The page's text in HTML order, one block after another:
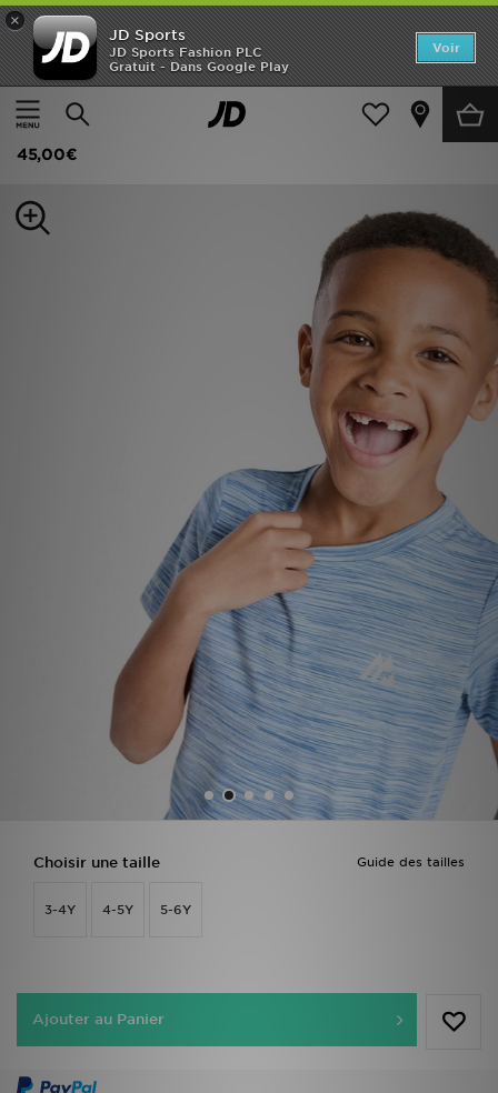
×
JD Sports
JD Sports Fashion PLC
Gratuit - Dans Google Play
Voir
Accueil
Enfant Vêtements Enfant (3-7 ans) Ensembles d'été
MONTIREX Ensemble Trail T-shirt/Short Enfant
45,00€
Guide des tailles
Choisir une taille
3-4Y 4-5Y 5-6Y
Ajouter au Panier
Accueil
Nouveautés
Enfant
Suivre Ma Commande
Nos Magasins
Télécharge l'Appli